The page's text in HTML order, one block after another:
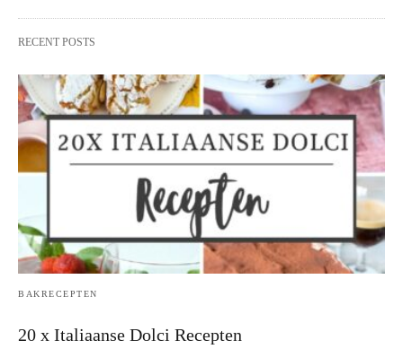
RECENT POSTS
BAKRECEPTEN
20 x Italiaanse Dolci Recepten